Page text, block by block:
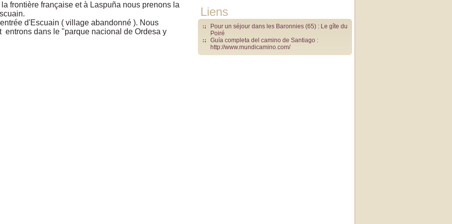
frontière française et à Laspuña nous prenons la
d'Escuain ( village abandonné ). Nous
entrons dans le "parque nacional de Ordesa y
Liens
Pour un séjour dans les Baronnies (65) : Le gîte du
Poiré
Guía completa del camino de Santiago :
http://www.mundicamino.com/